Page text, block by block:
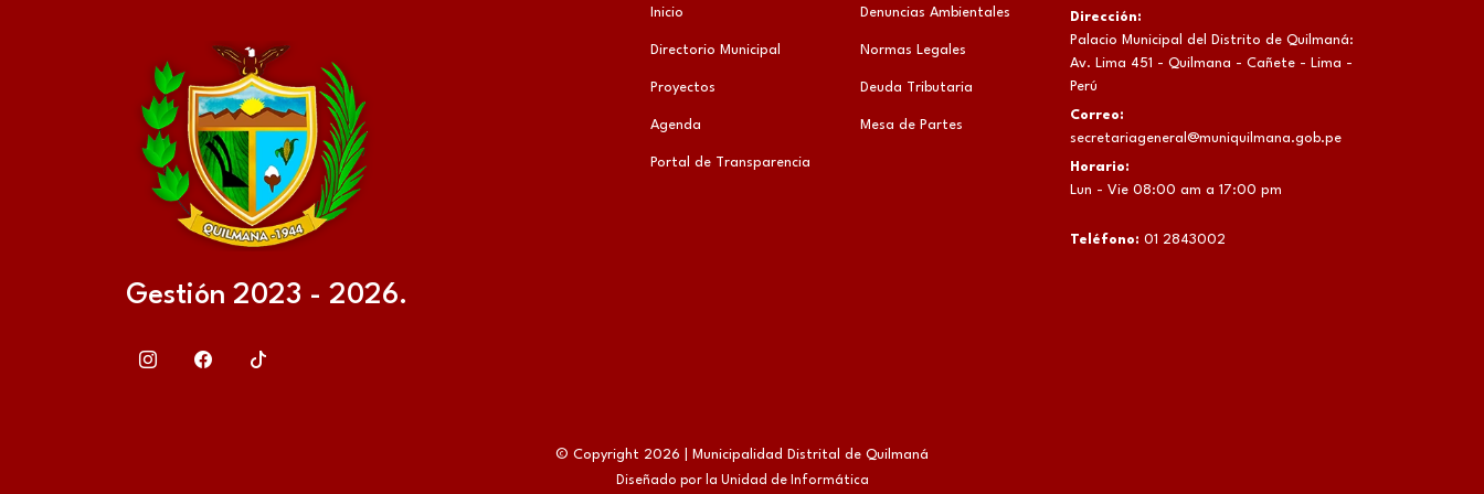
Gestión 2023 - 2026.
Inicio
Directorio Municipal
Proyectos
Agenda
Portal de Transparencia
Denuncias Ambientales
Normas Legales
Deuda Tributaria
Mesa de Partes
Dirección:
Palacio Municipal del Distrito de Quilmaná:
Av. Lima 451 - Quilmana - Cañete - Lima -
Perú
Correo:
secretariageneral@muniquilmana.gob.pe
Horario:
Lun - Vie 08:00 am a 17:00 pm
Teléfono: 01 2843002
© Copyright 2026 | Municipalidad Distrital de Quilmaná
Diseñado por la Unidad de Informática